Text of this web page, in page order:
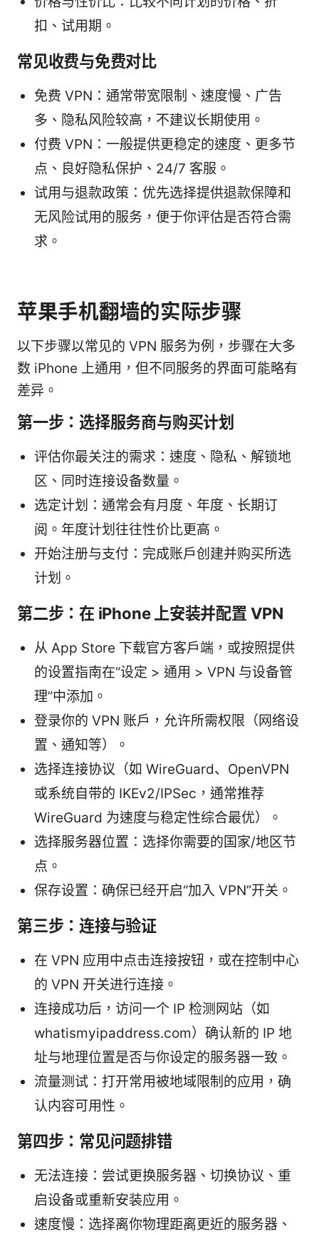
扣、试用期。
常见收费与免费对比
免费 VPN：通常带宽限制、速度慢、广告
多、隐私风险较高，不建议长期使用。
付费 VPN：一般提供更稳定的速度、更多节
点、良好隐私保护、24/7 客服。
试用与退款政策：优先选择提供退款保障和
无风险试用的服务，便于你评估是否符合需
求。
苹果手机翻墙的实际步骤
以下步骤以常见的 VPN 服务为例，步骤在大多
数 iPhone 上通用，但不同服务的界面可能略有
差异。
第一步：选择服务商与购买计划
评估你最关注的需求：速度、隐私、解锁地
区、同时连接设备数量。
选定计划：通常会有月度、年度、长期订
阅。年度计划往往性价比更高。
开始注册与支付：完成账户创建并购买所选
计划。
第二步：在 iPhone 上安装并配置 VPN
从 App Store 下载官方客户端，或按照提供
的设置指南在“设定 > 通用 > VPN 与设备管
理”中添加。
登录你的 VPN 账户，允许所需权限（网络设
置、通知等）。
选择连接协议（如 WireGuard、OpenVPN
或系统自带的 IKEv2/IPSec，通常推荐
WireGuard 为速度与稳定性综合最优）。
选择服务器位置：选择你需要的国家/地区节
点。
保存设置：确保已经开启“加入 VPN”开关。
第三步：连接与验证
在 VPN 应用中点击连接按钮，或在控制中心
的 VPN 开关进行连接。
连接成功后，访问一个 IP 检测网站（如
whatismyipaddress.com）确认新的 IP 地
址与地理位置是否与你设定的服务器一致。
流量测试：打开常用被地域限制的应用，确
认内容可用性。
第四步：常见问题排错
无法连接：尝试更换服务器、切换协议、重
启设备或重新安装应用。
速度慢：选择离你物理距离更近的服务器、